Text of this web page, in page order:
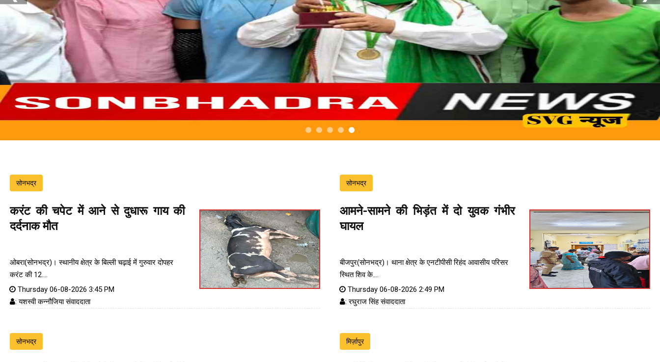
सोनभद्र
करंट की चपेट में आने से दुधारू गाय की
दर्दनाक मौत
ओबरा(सोनभद्र)। स्थानीय क्षेत्र के बिल्ली चढ़ाई में गुरुवार दोपहर
करंट की 12....
Thursday 06-08-2026 3:45 PM
: यशस्वी कन्नौजिया संवाददाता
सोनभद्र
आमने-सामने की भिड़ंत में दो युवक गंभीर
घायल
बीजपुर(सोनभद्र)। थाना क्षेत्र के एनटीपीसी रिहंद आवासीय परिसर
स्थित शिव के....
Thursday 06-08-2026 2:49 PM
: रघुराज सिंह संवाददाता
सोनभद्र मिर्ज़ापुर